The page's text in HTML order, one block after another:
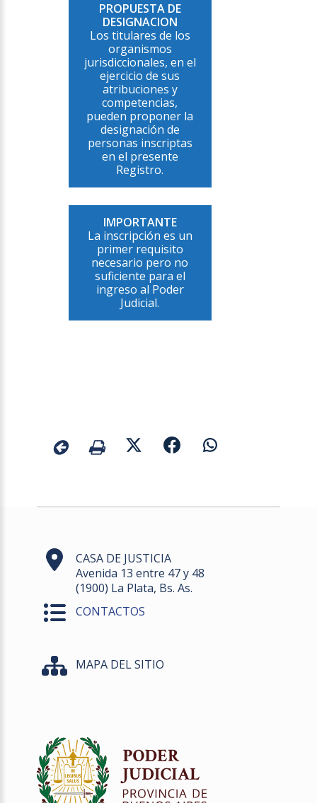
PROPUESTA DE
DESIGNACION
Los titulares de los
organismos
jurisdiccionales, en el
ejercicio de sus
atribuciones y
competencias,
pueden proponer la
designación de
personas inscriptas
en el presente
Registro.
IMPORTANTE
La inscripción es un
primer requisito
necesario pero no
suficiente para el
ingreso al Poder
Judicial.
CASA DE JUSTICIA
Avenida 13 entre 47 y 48
(1900) La Plata, Bs. As.
CONTACTOS
MAPA DEL SITIO